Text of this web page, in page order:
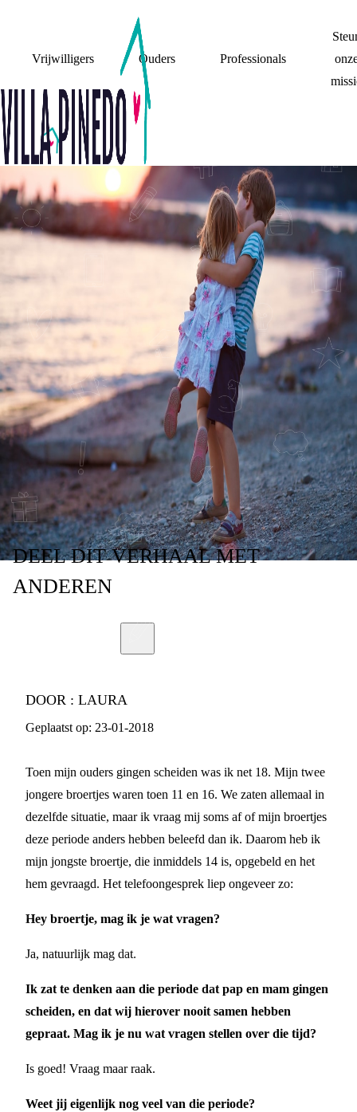
Vrijwilligers Ouders Professionals
BELEEFDE MIJN
JONGERE
BROERTJE DE
SCHEIDING
HETZELFDE ALS
IK
DEELDIT VERHAALMET
ANDEREN
DOOR : LAURA
Geplaatst op: 23-01-2018
Toen mijn ouders gingen scheiden was ik net 18. Mijn twee
jongere broertjes waren toen 11 en 16. We zaten allemaal in
dezelfde situatie, maar ik vraag mij soms af of mijn broertjes
deze periode anders hebben beleefd dan ik. Daarom heb ik
mijn jongste broertje, die inmiddels 14 is, opgebeld en het
hem gevraagd. Het telefoongesprek liep ongeveer zo:
Hey broertje, mag ik je wat vragen?
Ja, natuurlijk mag dat.
Ik zat te denken aan die periode dat pap en mam gingen
scheiden, en dat wij hierover nooit samen hebben
gepraat. Mag ik je nu wat vragen stellen over die tijd?
Is goed! Vraag maar raak.
Weet jij eigenlijk nog veel van die periode?